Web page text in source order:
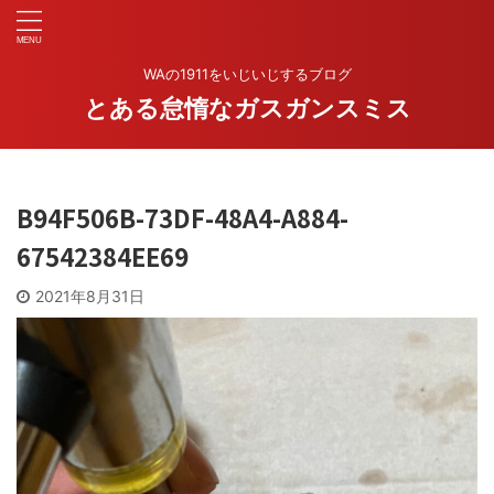
WAの1911をいじいじするブログ
とある怠惰なガスガンスミス
B94F506B-73DF-48A4-A884-
67542384EE69
2021年8月31日